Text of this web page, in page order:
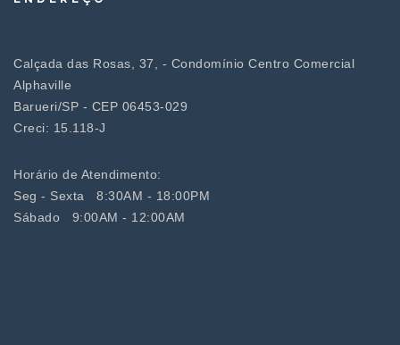
Calçada das Rosas, 37, - Condomínio Centro Comercial
Alphaville
Barueri/SP - CEP 06453-029
Creci: 15.118-J
Horário de Atendimento:
Seg - Sexta 8:30AM - 18:00PM
Sábado 9:00AM - 12:00AM